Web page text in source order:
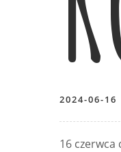
2024-06-16
16 czerwca